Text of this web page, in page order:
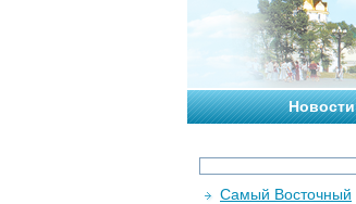
Новости
Самый Восточный